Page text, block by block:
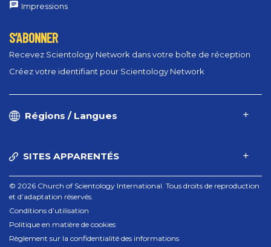
Impressions
S’ABONNER
Recevez Scientology Network dans votre boîte de réception
Créez votre identifiant pour Scientology Network
Régions / Langues
SITES APPARENTÉS
© 2026 Church of Scientology International. Tous droits de reproduction
et d’adaptation réservés.
Conditions d’utilisation
Politique en matière de cookies
Règlement sur la confidentialité des informations